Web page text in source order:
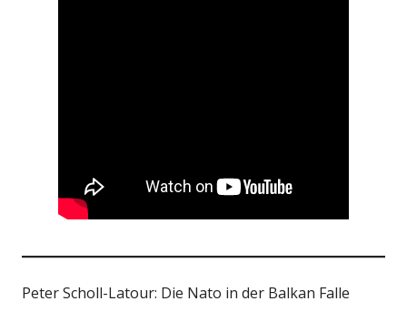
Peter Scholl-Latour: Die Nato in der Balkan Falle